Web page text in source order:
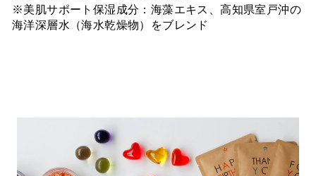
※美肌サポート保湿成分：海藻エキス、高知県室戸沖の
海洋深層水（海水乾燥物）をブレンド